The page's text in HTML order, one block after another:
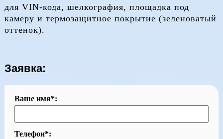
для VIN-кода, шелкография, площадка под
камеру и термозащитное покрытие (зеленоватый
оттенок).
Заявка:
Ваше имя*:
Телефон*: